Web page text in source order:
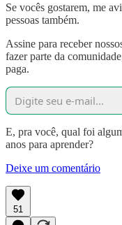
Se vocês gostarem, me
pessoas também.
Assine para receber
fazer parte da
paga.
E, pra você, qual foi
anos para aprender?
Deixe um comentário
51